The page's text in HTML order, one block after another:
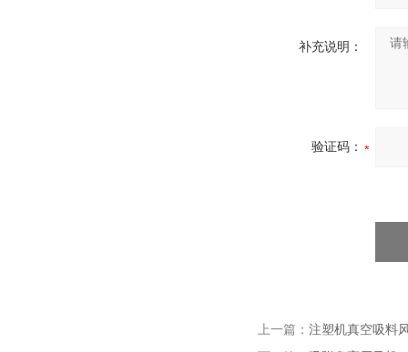
补充说明：
验证码：
上一篇： 注塑机真空吸料